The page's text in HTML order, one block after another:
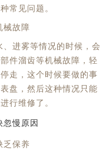
常见问题。
故障
进雾等情况的时候，会
件溜齿等机械故障，轻
走，这个时候要做的事
盘，然后这种情况只能
行维修了。
保养